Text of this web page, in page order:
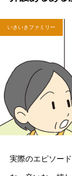
いきいきファミリー
実際のエピソー